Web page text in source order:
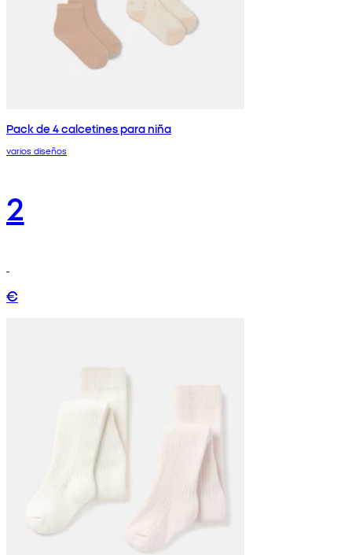
Pack de 4 calcetines para niña
varios diseños
2
€